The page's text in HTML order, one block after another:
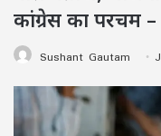
कांग्रेस का परचम –
Sushant Gautam